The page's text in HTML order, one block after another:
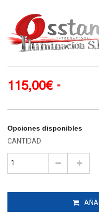
115,00€
Opciones disponibles
CANTIDAD